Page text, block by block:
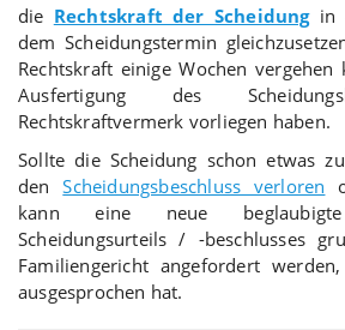
die Rechtskraft der Scheidungin
dem Scheidungstermin
Rechtskraft einige Wochen
Ausfertigung des
Rechtskraftvermerk vorliegen haben.
Sollte die Scheidung schon etwas
denScheidungsbeschluss verloren
kann eine neue
Scheidungsurteils / -beschlusses
Familiengericht angefordert
ausgesprochen hat.